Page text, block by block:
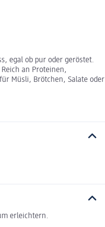
egal ob pur oder geröstet.
an Proteinen,
Müsli, Brötchen, Salate oder
erleichtern.